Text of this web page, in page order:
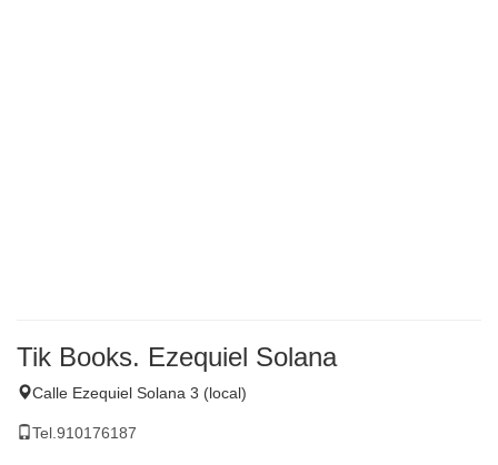
Tik Books. Ezequiel Solana
Calle Ezequiel Solana 3 (local)
Tel.910176187